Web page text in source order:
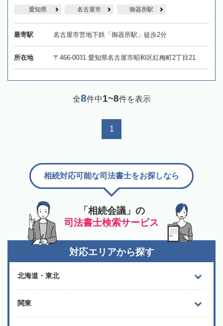
愛知県 名古屋市 御器所駅
最寄駅 名古屋市営地下鉄「御器所駅」徒歩2分
所在地 〒466-0031 愛知県名古屋市昭和区紅梅町2丁目21
全8件中1~8件を表示
1
「相続会議」の
司法書士検索サービス
相続対応可能な司法書士をお探しなら
対応エリアから探す
北海道・東北
関東